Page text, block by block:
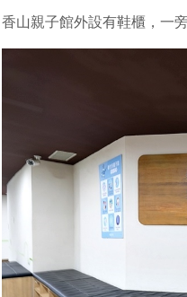
香山親子館外設有鞋櫃，一